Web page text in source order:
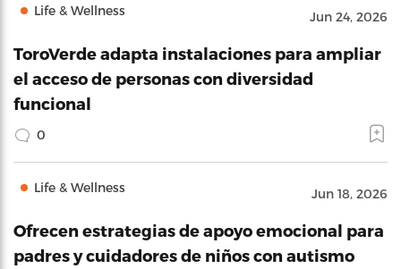
Life & Wellness Jun 24, 2026
ToroVerde adapta instalaciones para ampliar
el acceso de personas con diversidad
funcional
0
Life & Wellness Jun 18, 2026
Ofrecen estrategias de apoyo emocional para
padres y cuidadores de niños con autismo